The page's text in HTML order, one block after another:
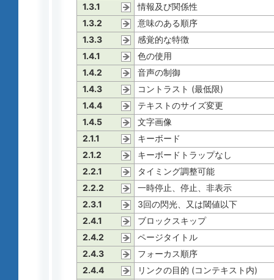
1.3.1
情報及び関係性
1.3.2
意味のある順序
1.3.3
感覚的な特徴
1.4.1
色の使用
1.4.2
音声の制御
1.4.3
コントラスト (最低限)
1.4.4
テキストのサイズ変更
1.4.5
文字画像
2.1.1
キーボード
2.1.2
キーボードトラップなし
2.2.1
タイミング調整可能
2.2.2
一時停止、停止、非表示
2.3.1
3回の閃光、又は閾値以下
2.4.1
ブロックスキップ
2.4.2
ページタイトル
2.4.3
フォーカス順序
2.4.4
リンクの目的 (コンテキスト内)